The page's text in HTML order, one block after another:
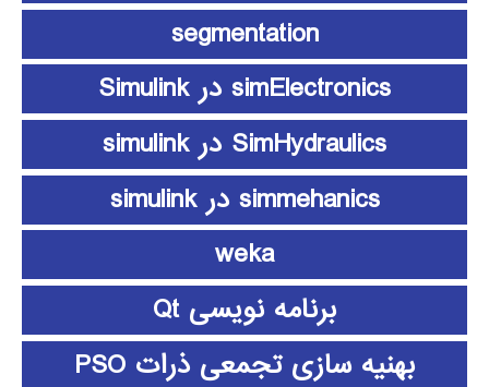
segmentation
simElectronics در Simulink
SimHydraulics در simulink
simmehanics در simulink
weka
برنامه نویسی Qt
بهنیه سازی تجمعی ذرات PSO